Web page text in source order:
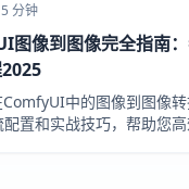
分钟
图像到图像完全指南
中的图像到图像
置和实战技巧，帮助您